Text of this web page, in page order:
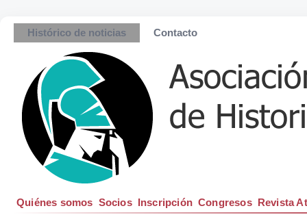
Histórico de noticias Contacto
Quiénes somos Socios Inscripción Congresos Revista